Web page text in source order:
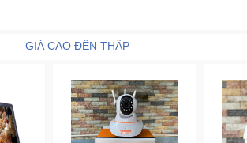
GIÁ CAO ĐẾN THẤP